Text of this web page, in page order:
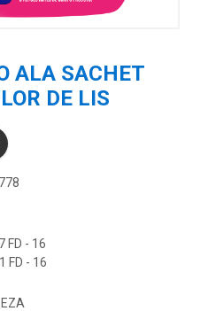
ALA SACHET
DE LIS
FD - 16
FD - 16